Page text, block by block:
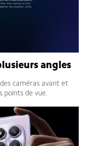
angles
caméras avant et
points de vue.